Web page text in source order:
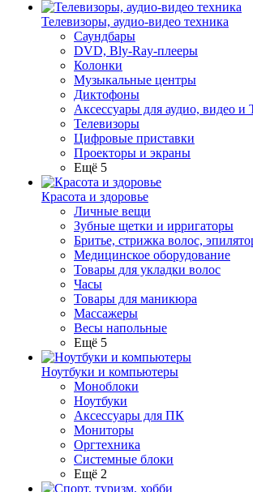
Телевизоры, аудио-видео техника
Саундбары
DVD, Bly-Ray-плееры
Колонки
Музыкальные центры
Диктофоны
Аксессуары для аудио, видео и
Телевизоры
Цифровые приставки
Проекторы и экраны
Ещё 5
Красота и здоровье
Личные вещи
Зубные щетки и ирригаторы
Бритье, стрижка волос,
Медицинское оборудование
Товары для укладки волос
Часы
Товары для маникюра
Массажеры
Весы напольные
Ещё 5
Ноутбуки и компьютеры
Моноблоки
Ноутбуки
Аксессуары для ПК
Мониторы
Оргтехника
Системные блоки
Ещё 2